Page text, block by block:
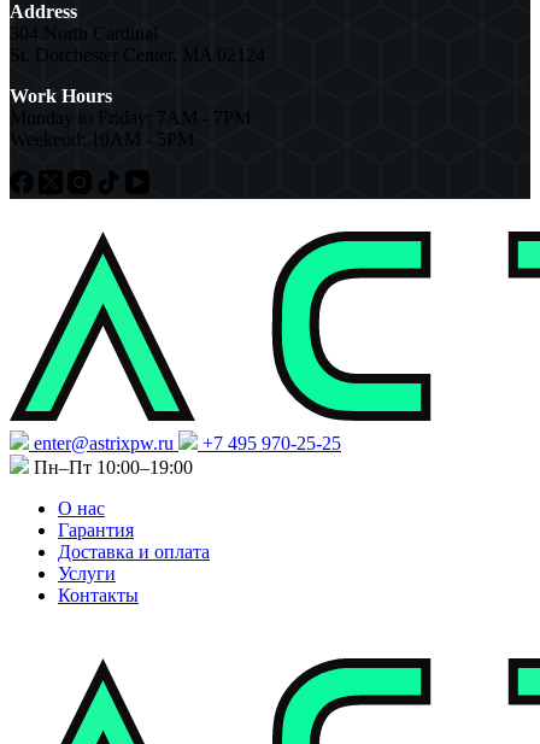
Address
304 North Cardinal
St. Dorchester Center, MA 02124
Work Hours
Monday to Friday: 7AM - 7PM
Weekend: 10AM - 5PM
enter@astrixpw.ru
+7 495 970-25-25
Пн–Пт 10:00–19:00
О нас
Гарантия
Доставка и оплата
Услуги
Контакты